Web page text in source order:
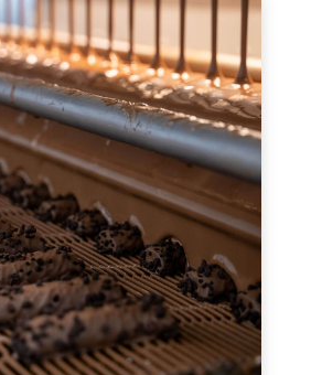
produzieren wir
Snacks und
nach klaren
– mit präzisen
und moderner
Technik.